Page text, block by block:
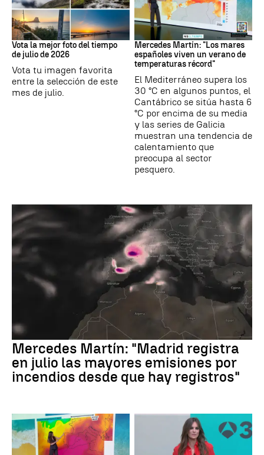
Tus imágenes
Vota la mejor foto del tiempo
de julio de 2026
Vota tu imagen favorita
entre la selección de este
mes de julio.
Mares
Mercedes Martín: "Los mares
españoles viven un verano de
temperaturas récord"
El Mediterráneo supera los
30 °C en algunos puntos, el
Cantábrico se sitúa hasta 6
°C por encima de su media
y las series de Galicia
muestran una tendencia de
calentamiento que
preocupa al sector
pesquero.
Mercedes Martín: "Madrid registra
en julio las mayores emisiones por
incendios desde que hay registros"